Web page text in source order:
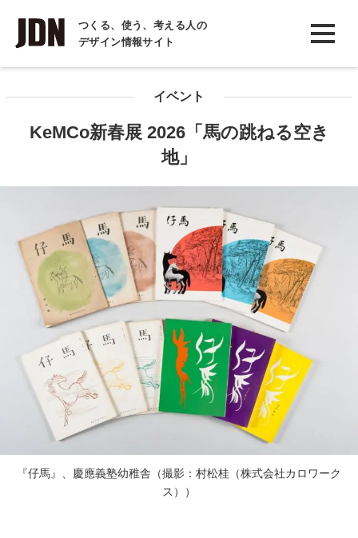
つくる、使う、考える人の
デザイン情報サイト
INTERVIEW
インタビュー
イベント
KeMCo新春展 2026「馬の跳ねる空き
地」
『仔馬』、慶應義塾幼稚舎（撮影：村松桂（株式会社カロワーク
ス））